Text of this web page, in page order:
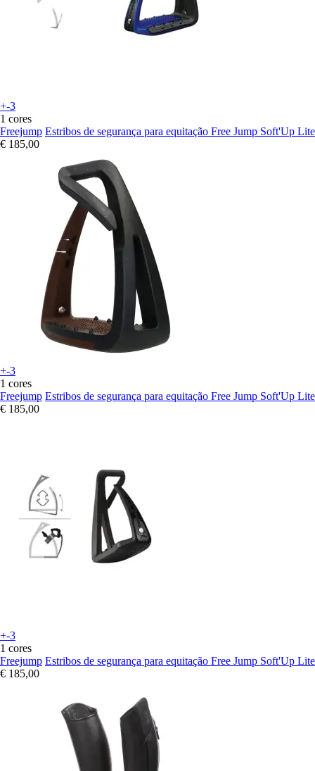
+-3
1 cores
Freejump Estribos de segurança para equitação Free Jump Soft'Up Lite
€ 185,00
+-3
1 cores
Freejump Estribos de segurança para equitação Free Jump Soft'Up Lite
€ 185,00
+-3
1 cores
Freejump Estribos de segurança para equitação Free Jump Soft'Up Lite
€ 185,00